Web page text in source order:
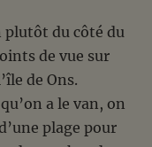
plutôt du côté du
de vue sur
de Ons.
a le van, on
plage pour